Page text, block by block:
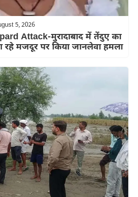
5, 2026
Attack-मुरादाबाद में तेंदुए का
मजदूर पर किया जानलेवा हमला